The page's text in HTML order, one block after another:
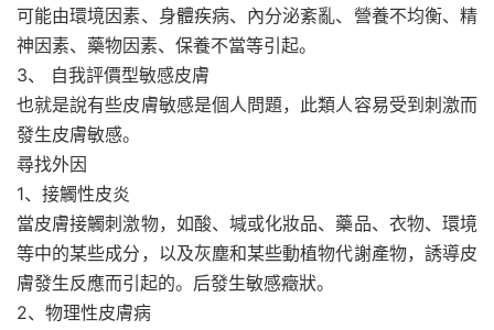
可能由環境因素、身體疾病、內分泌紊亂、營養不均衡、精
神因素、藥物因素、保養不當等引起。
3、 自我評價型敏感皮膚
也就是說有些皮膚敏感是個人問題，此類人容易受到刺激而
發生皮膚敏感。
尋找外因
1、接觸性皮炎
當皮膚接觸刺激物，如酸、堿或化妝品、藥品、衣物、環境
等中的某些成分，以及灰塵和某些動植物代謝產物，誘導皮
膚發生反應而引起的。后發生敏感癥狀。
2、物理性皮膚病